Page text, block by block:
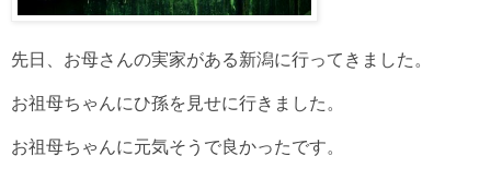
先日、お母さんの実家がある新潟に行ってきました。
お祖母ちゃんにひ孫を見せに行きました。
お祖母ちゃんに元気そうで良かったです。